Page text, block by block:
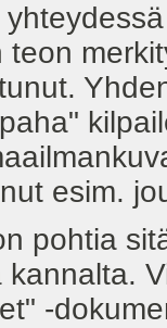
teon
esim.
pohtia
kannalta.
-